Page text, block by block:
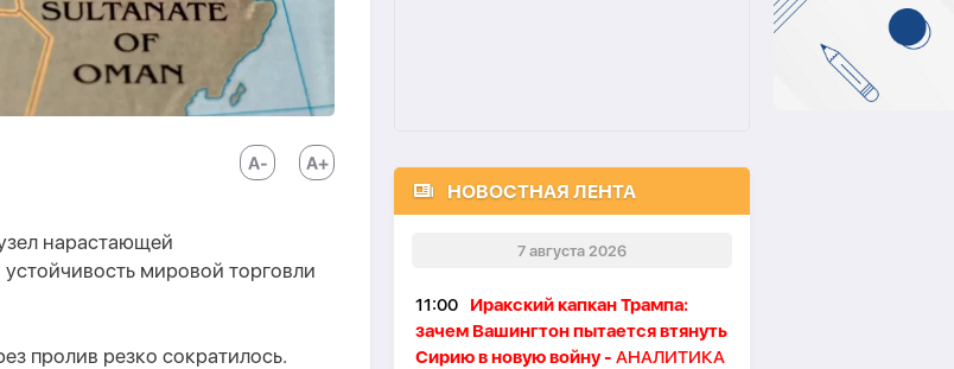
нарастающей
мировой торговли
пролив резко сократилось.
НОВОСТНАЯ ЛЕНТА
7 августа 2026
11:00
Иракский капкан Трампа:
зачем Вашингтон пытается втянуть
Сирию в новую войну - АНАЛИТИКА